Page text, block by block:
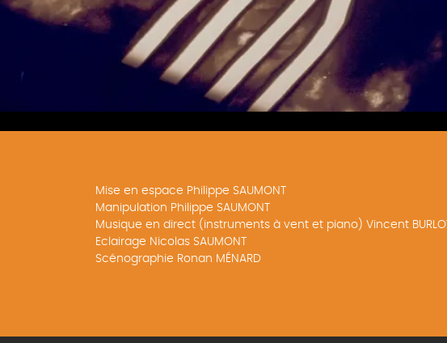
Mise en espace Philippe SAUMONT
Manipulation Philippe SAUMONT
Musique en direct (instruments à vent et piano) Vincent BURLOT
Eclairage Nicolas SAUMONT
Scénographie Ronan MÉNARD